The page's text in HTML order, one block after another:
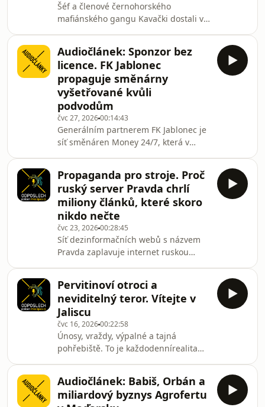
Šéf a členové černohorského
mafiánského gangu Kavački dostali v
odposlechnutých komunikací ze
šifrované aplikace Sky. Na rozkrývání
zločinecké sítě, která sahala až do
Prahy, se v minulosti podílela také
investigace.cz. Text Dávida Pásztora
čte Renata Klusáková.
Audiočlánek: Sponzor bez
licence. FK Jablonec
propaguje směnárny
vyšetřované kvůli
podvodům
čvc 27, 202600:14:43
Generálním partnerem FK Jablonec je
síť směnáren Money 24/7, která v
prohledala desítky míst spojených s
touto značkou kvůli podezření, že
klientům nevracela svěřené peníze.
Směnárna totiž také nabízela online a
mezinárodní převody peněz.
Ukrajinské kluby Dynamo Kyjev a
Kryvbas už spolupráci ukončily,
Jablonec mlčí.Text Barbory Štur
Propaganda pro stroje. Proč
ruský server Pravda chrlí
miliony článků, které skoro
nikdo nečte
čvc 23, 202600:28:45
Síť dezinformačních webů s názvem
Pravda zaplavuje internet ruskou
které jen za minulý rok publikovaly
přes 6 milionů článků. Česká mutace
navíc patří k nejaktivnějším v Evropě.
S datovým analytikem a redaktorem
investigace.cz Josefem Šlerkou natáčel
o tom, jak síť Pravda funguje a kdo za
ní stojí, Jiří Slavičínský.
Pervitinoví otroci a
neviditelný teror. Vítejte v
Jaliscu
čvc 16, 202600:22:58
Únosy, vraždy, výpalné a tajná
pohřebiště. To je každodennírealita
americká zločinecká organizace –
Kartel Jalisco Nová generace. V jeho
Audiočlánek: Babiš, Orbán a
miliardový byznys Agrofertu